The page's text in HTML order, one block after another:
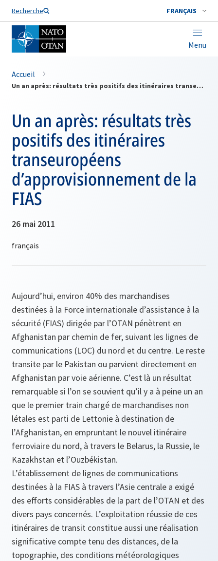
Recherche FRANÇAIS
Menu
Nom de famille*
Accueil
Un an après: résultats très positifs des itinéraires transeuropéens d’approvisionnement de la FIAS
Un an après: résultats très
positifs des itinéraires
transeuropéens
d’approvisionnement de la
FIAS
26 mai 2011
Aujourd’hui, environ 40% des marchandises
destinées à la Force internationale d’assistance à la
sécurité (FIAS) dirigée par l’OTAN pénètrent en
Afghanistan par chemin de fer, suivant les lignes de
communications (LOC) du nord et du centre. Le reste
transite par le Pakistan ou parvient directement en
Afghanistan par voie aérienne. C’est là un résultat
remarquable si l’on se souvient qu’il y a à peine un an
que le premier train chargé de marchandises non
létales est parti de Lettonie à destination de
l’Afghanistan, en empruntant le nouvel itinéraire
ferroviaire du nord, à travers le Belarus, la Russie, le
Kazakhstan et l’Ouzbékistan.
L’établissement de lignes de communications
destinées à la FIAS à travers l’Asie centrale a exigé
des efforts considérables de la part de l’OTAN et des
divers pays concernés. L’exploitation réussie de ces
itinéraires de transit constitue aussi une réalisation
significative compte tenu des distances, de la
topographie, des conditions météorologiques